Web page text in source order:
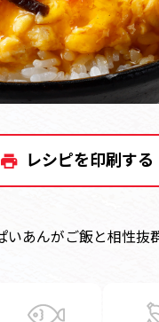
レシピを印刷する
あんがご飯と相性抜